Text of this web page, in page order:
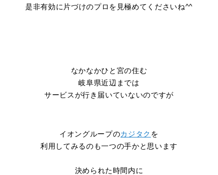
是非有効に片づけのプロを見極めてくださいね^^
なかなかひと宮の住む
岐阜県近辺までは
サービスが行き届いていないのですが
イオングループのカジタク を
利用してみるのも一つの手かと思います
決められた時間内に